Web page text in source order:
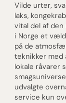
Vilde urter,
laks,
vital del af
i Norge et
på de
teknikker med
lokale råvarer
udvalgte
service kun